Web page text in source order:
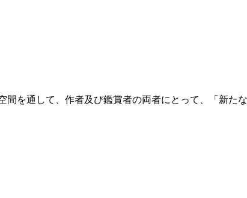
を通して、作者及び鑑賞者の両者にとって、「新た